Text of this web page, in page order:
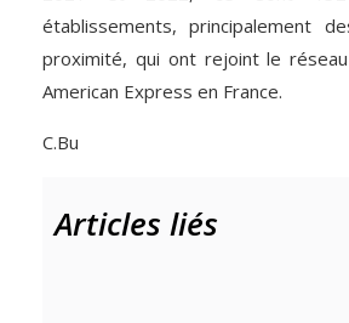
établissements, principalement
proximité, qui ont rejoint le
American Express en France.
C.Bu
Articles liés